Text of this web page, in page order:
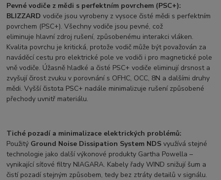
Pevné vodiče z mědi s perfektním povrchem (PSC+):
BLIZZARD vodiče jsou vyrobeny z vysoce čisté mědi s perfektním
povrchem (PSC+). Všechny vodiče jsou pevné, což
eliminuje hlavní zdroj rušení, způsobenému interakci vláken.
Kvalita povrchu je kritická, protože vodič může být považován za
naváděcí cestu pro elektrické pole ve vodiči i pro magnetické pole
vně vodiče. Úžasně hladké a čisté PSC+ vodiče eliminují drsnost a
zvyšují čirost zvuku v porovnání s OFHC, OCC, 8N a dalšími druhy
mědi. Vyšší čistota PSC+ nadále minimalizuje rušení způsobené
přechody uvnitř materiálu.
Tiché pozadí a minimalizace elektrických problémů:
Použitý Ground Noise Dissipation System NDS využívá stejné
technologie jako další výkonové produkty Gartha Powella –
vynikající síťové filtry NIAGARA. Kabely řady WIND snižují šum a
čistí pozadí stejným způsobem, tedy bez ztráty detailů v signálu.